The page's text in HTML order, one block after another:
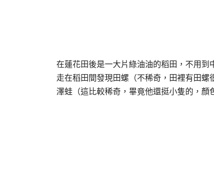
在蓮花田後是一大片綠油油的稻田，不用到
走在稻田間發現田螺（不稀奇，田裡有田螺
澤蛙（這比較稀奇，畢竟他還挺小隻的，顏